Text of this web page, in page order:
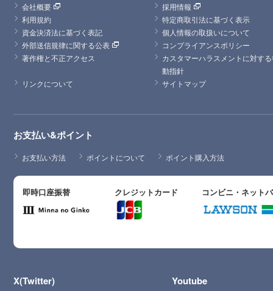
会社概要
採用情報
利用規約
特定商取引法に基づく表示
資金決済法に基づく表記
個人情報の取扱いについて
外部送信規律に関する公表
コンプライアンスポリシー
著作権と不正アクセス
カスタマーハラスメントに対す
動指針
リンクについて
サイトマップ
お支払い&ポイント
お支払い方法 ポイントについて ポイント購入方法
即時口座振替 クレジットカード コンビニ・ネット
X(Twitter) Youtube